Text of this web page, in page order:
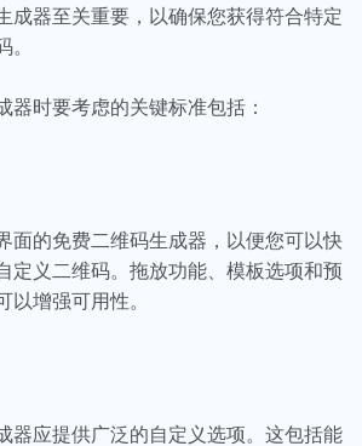
成器至关重要，以确保您获得符合特定
。
器时要考虑的关键标准包括：
面的免费二维码生成器，以便您可以快
定义二维码。拖放功能、模板选项和预
以增强可用性。
器应提供广泛的自定义选项。这包括能